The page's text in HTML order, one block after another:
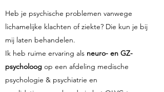
Heb je psychische problemen vanwege
lichamelijke klachten of ziekte? Die kun je bij
mij laten behandelen.
Ik heb ruime ervaring als neuro- en GZ-
psycholoog op een afdeling medische
psychologie & psychiatrie en